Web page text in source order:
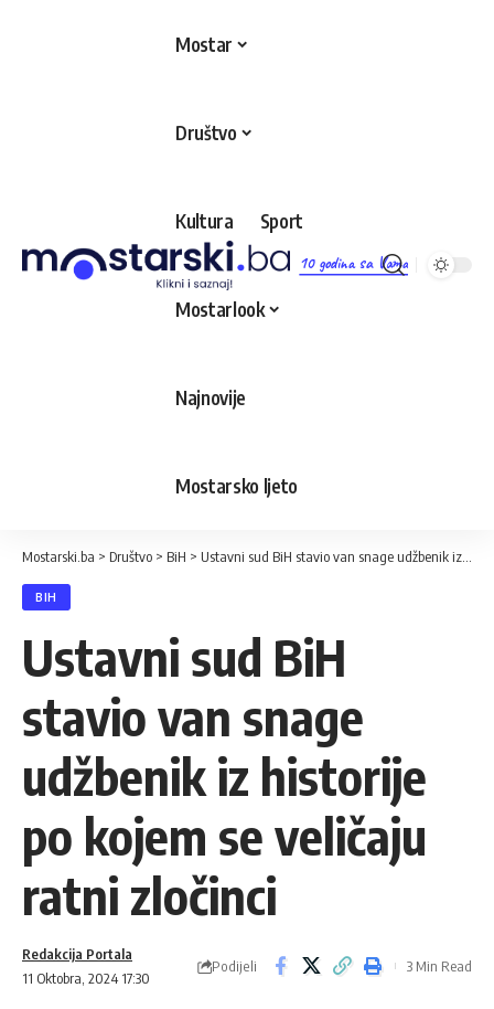
10 godina sa Vama
Mostar
Društvo
Kultura Sport
Mostarlook
Najnovije
Mostarsko ljeto
Mostarski.ba > Društvo > BiH > Ustavni sud BiH stavio van snage udžbenik iz historije po kojem se veličaju ratni zločinci
BIH
Ustavni sud BiH
stavio van snage
udžbenik iz historije
po kojem se veličaju
ratni zločinci
11 Oktobra, 2024 17:30
Redakcija Portala
Podijeli 3 Min Read